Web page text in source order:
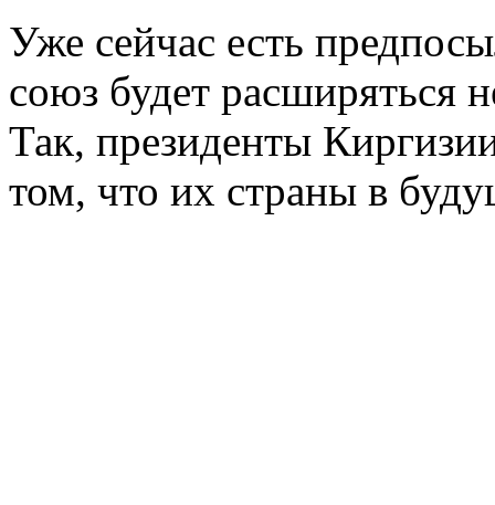
Уже сейчас есть
союз будет расширяться
Так, президенты
том, что их страны в